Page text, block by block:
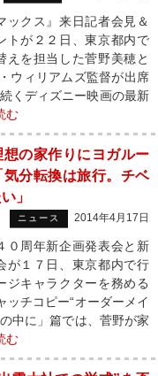
クス』来日記者会見＆
トが２２日、東京都内で
えを担当した菅野美穂と
ウィリアムズ監督が出席
くディズニー映画の最新
む
の家作りにヨガルー
分転換は旅行。チベ
」
ニュース 2014年4月17日
周年新企画発表会と新
が１７日、東京都内で行
ジキャラクターを務める
チコピー“オーダーメイ
中に」篇では、菅野が家
む